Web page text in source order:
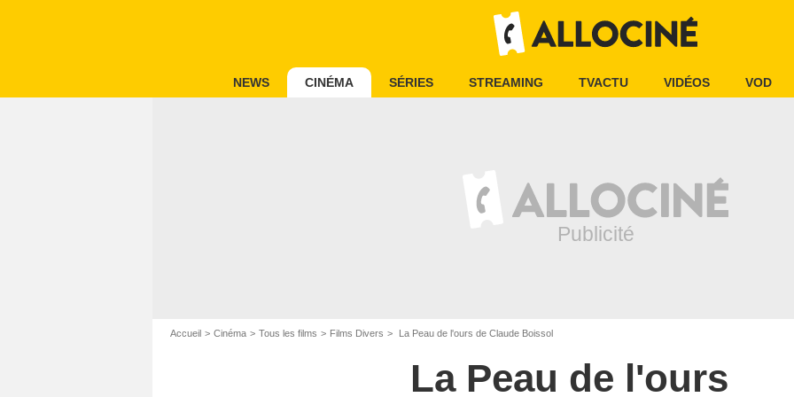
NEWS CINÉMA SÉRIES STREAMING TVACTU VIDÉOS VOD
Accueil Cinéma Tous les films Films Divers La Peau de l'ours de Claude Boissol
La Peau de l'ours